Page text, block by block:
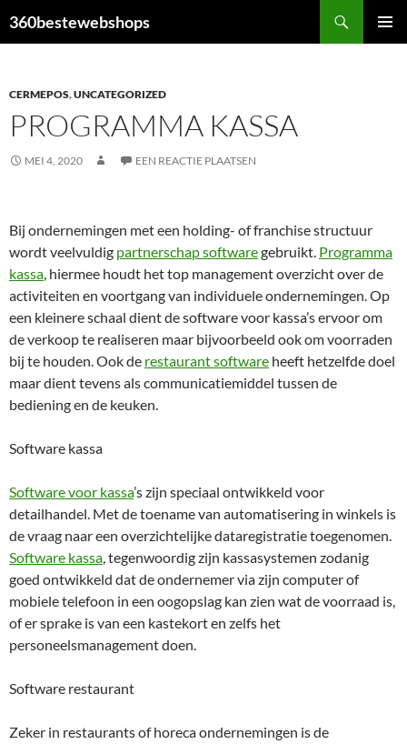
naar
360bestewebshops
CERMEPOS,UNCATEGORIZED
PROGRAMMA KASSA
MEI 4, 2020 EEN REACTIE PLAATSEN
Bij ondernemingen met een holding- of franchise structuur
wordt veelvuldig partnerschap softwaregebruikt. Programma
kassa, hiermee houdt het top management overzicht over de
activiteiten en voortgang van individuele ondernemingen. Op
een kleinere schaal dient de software voor kassa’s ervoor om
de verkoop te realiseren maar bijvoorbeeld ook om voorraden
bij te houden. Ook de restaurant software heeft hetzelfde doel
maar dient tevens als communicatiemiddel tussen de
bediening en de keuken.
Software kassa
Software voor kassa’s zijn speciaal ontwikkeld voor
detailhandel. Met de toename van automatisering in winkels is
de vraag naar een overzichtelijke dataregistratie toegenomen.
Software kassa, tegenwoordig zijn kassasystemen zodanig
goed ontwikkeld dat de ondernemer via zijn computer of
mobiele telefoon in een oogopslag kan zien wat de voorraad is,
of er sprake is van een kastekort en zelfs het
personeelsmanagement doen.
Software restaurant
Zeker in restaurants of horeca ondernemingen is de